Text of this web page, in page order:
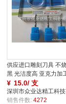
供应进口雕刻刀具 不
黑 光洁度高 亚克力加
刻刀
¥ 15.0/ 支
深圳市众业达精工科技
销售件数: 4272